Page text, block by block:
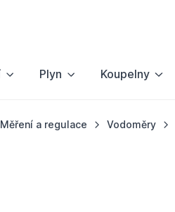
Plyn Koupelny
Měření a regulace Vodoměry